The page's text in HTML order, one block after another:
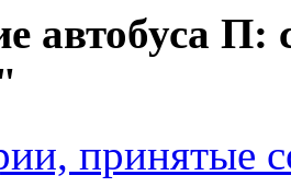
автобуса
принятые